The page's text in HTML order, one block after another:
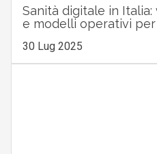
Sanità digitale in
e modelli operativi
30 Lug 2025